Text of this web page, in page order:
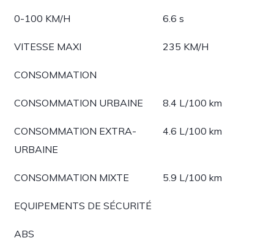
0-100 KM/H 6.6 s
VITESSE MAXI 235 KM/H
CONSOMMATION
CONSOMMATION URBAINE 8.4 L/100 km
CONSOMMATION EXTRA-
URBAINE
4.6 L/100 km
CONSOMMATION MIXTE 5.9 L/100 km
EQUIPEMENTS DE SÉCURITÉ
ABS